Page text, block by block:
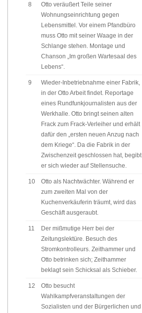
8
Otto veräußert Teile seiner
Wohnungseinrichtung gegen
Lebensmittel. Vor einem Pfandbüro
muss Otto mit seiner Waage in der
Schlange stehen. Montage und
Chanson „Im großen Wartesaal des
Lebens“.
9
Wieder-Inbetriebnahme einer Fabrik,
in der Otto Arbeit findet. Reportage
eines Rundfunkjournalisten aus der
Werkhalle. Otto bringt seinen alten
Frack zum Frack-Verleiher und erhält
dafür den „ersten neuen Anzug nach
dem Kriege“. Da die Fabrik in der
Zwischenzeit geschlossen hat, begibt
er sich wieder auf Stellensuche.
10
Otto als Nachtwächter. Während er
zum zweiten Mal von der
Kuchenverkäuferin träumt, wird das
Geschäft ausgeraubt.
11
Der mißmutige Herr bei der
Zeitungslektüre. Besuch des
Stromkontrolleurs. Zeithammer und
Otto betrinken sich; Zeithammer
beklagt sein Schicksal als Schieber.
12
Otto besucht
Wahlkampfveranstaltungen der
Sozialisten und der Bürgerlichen und